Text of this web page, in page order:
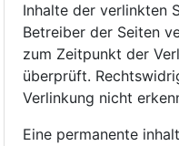
Inhalte der verlinkten
Betreiber der Seiten
zum Zeitpunkt der
überprüft.
Verlinkung nicht
Eine permanente